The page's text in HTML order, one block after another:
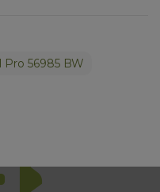
56985 BW